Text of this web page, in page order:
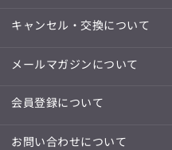
キャンセル・交換について
メールマガジンについて
会員登録について
お問い合わせについて